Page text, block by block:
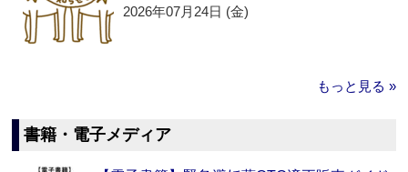
2026年07月24日 (金)
もっと見る »
書籍・電子メディア